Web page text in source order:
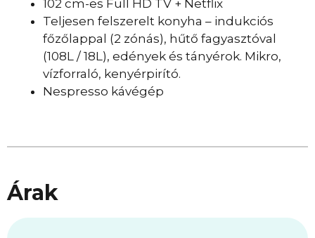
102 cm-es Full HD TV + Netflix
Teljesen felszerelt konyha – indukciós
főzőlappal (2 zónás), hűtő fagyasztóval
(108L / 18L), edények és tányérok. Mikro,
vízforraló, kenyérpirító.
Nespresso kávégép
Árak